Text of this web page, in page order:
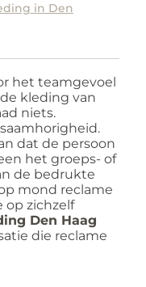
in Den
het teamgevoel
kleding van
niets.
dat de persoon
het groeps- of
de bedrukte
mond reclame
op zichzelf
Den Haag
die reclame